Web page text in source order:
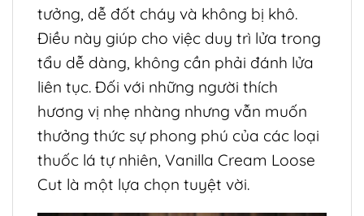
tưởng, dễ đốt cháy và không bị khô.
Điều này giúp cho việc duy trì lửa trong
tẩu dễ dàng, không cần phải đánh lửa
liên tục. Đối với những người thích
hương vị nhẹ nhàng nhưng vẫn muốn
thưởng thức sự phong phú của các loại
thuốc lá tự nhiên, Vanilla Cream Loose
Cut là một lựa chọn tuyệt vời.